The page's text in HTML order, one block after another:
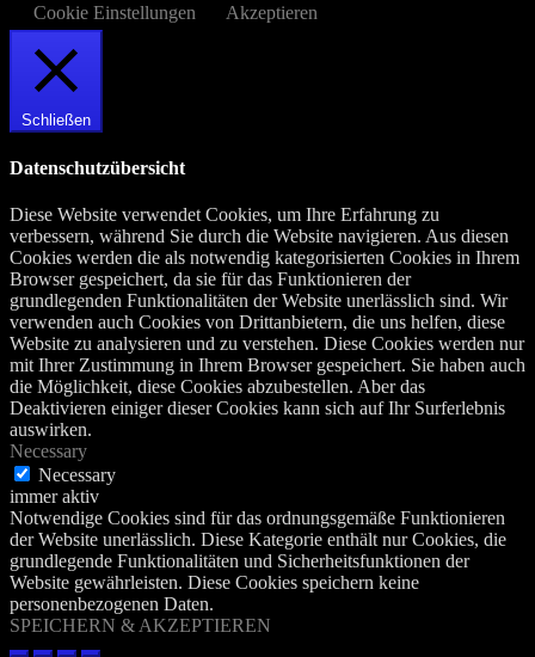
Cookie Einstellungen
Akzeptieren
Schließen
Datenschutzübersicht
Diese Website verwendet Cookies, um Ihre Erfahrung zu
verbessern, während Sie durch die Website navigieren. Aus diesen
Cookies werden die als notwendig kategorisierten Cookies in Ihrem
Browser gespeichert, da sie für das Funktionieren der
grundlegenden Funktionalitäten der Website unerlässlich sind. Wir
verwenden auch Cookies von Drittanbietern, die uns helfen, diese
Website zu analysieren und zu verstehen. Diese Cookies werden nur
mit Ihrer Zustimmung in Ihrem Browser gespeichert. Sie haben auch
die Möglichkeit, diese Cookies abzubestellen. Aber das
Deaktivieren einiger dieser Cookies kann sich auf Ihr Surferlebnis
auswirken.
Necessary
Necessary
immer aktiv
Notwendige Cookies sind für das ordnungsgemäße Funktionieren
der Website unerlässlich. Diese Kategorie enthält nur Cookies, die
grundlegende Funktionalitäten und Sicherheitsfunktionen der
Website gewährleisten. Diese Cookies speichern keine
personenbezogenen Daten.
SPEICHERN & AKZEPTIEREN